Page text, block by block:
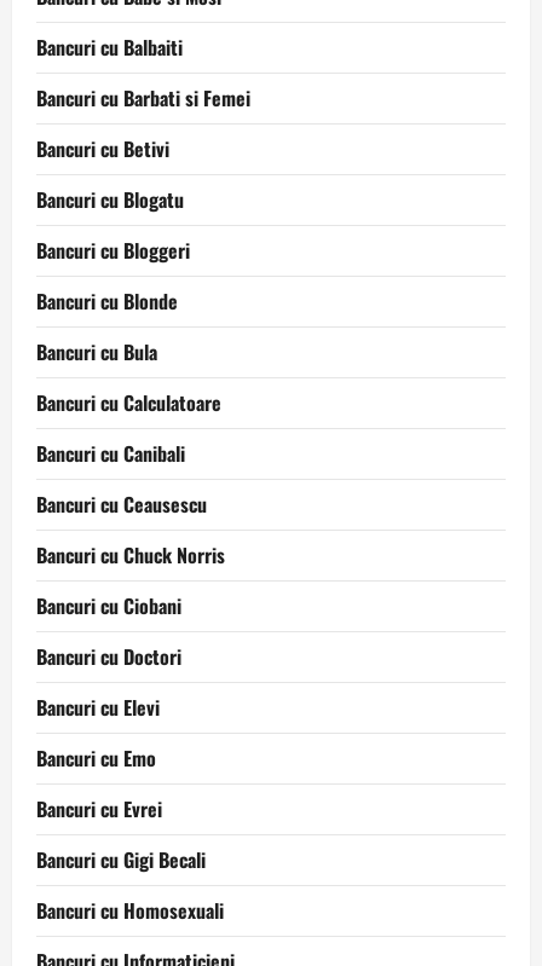
Bancuri cu Balbaiti
Bancuri cu Barbati si Femei
Bancuri cu Betivi
Bancuri cu Blogatu
Bancuri cu Bloggeri
Bancuri cu Blonde
Bancuri cu Bula
Bancuri cu Calculatoare
Bancuri cu Canibali
Bancuri cu Ceausescu
Bancuri cu Chuck Norris
Bancuri cu Ciobani
Bancuri cu Doctori
Bancuri cu Elevi
Bancuri cu Emo
Bancuri cu Evrei
Bancuri cu Gigi Becali
Bancuri cu Homosexuali